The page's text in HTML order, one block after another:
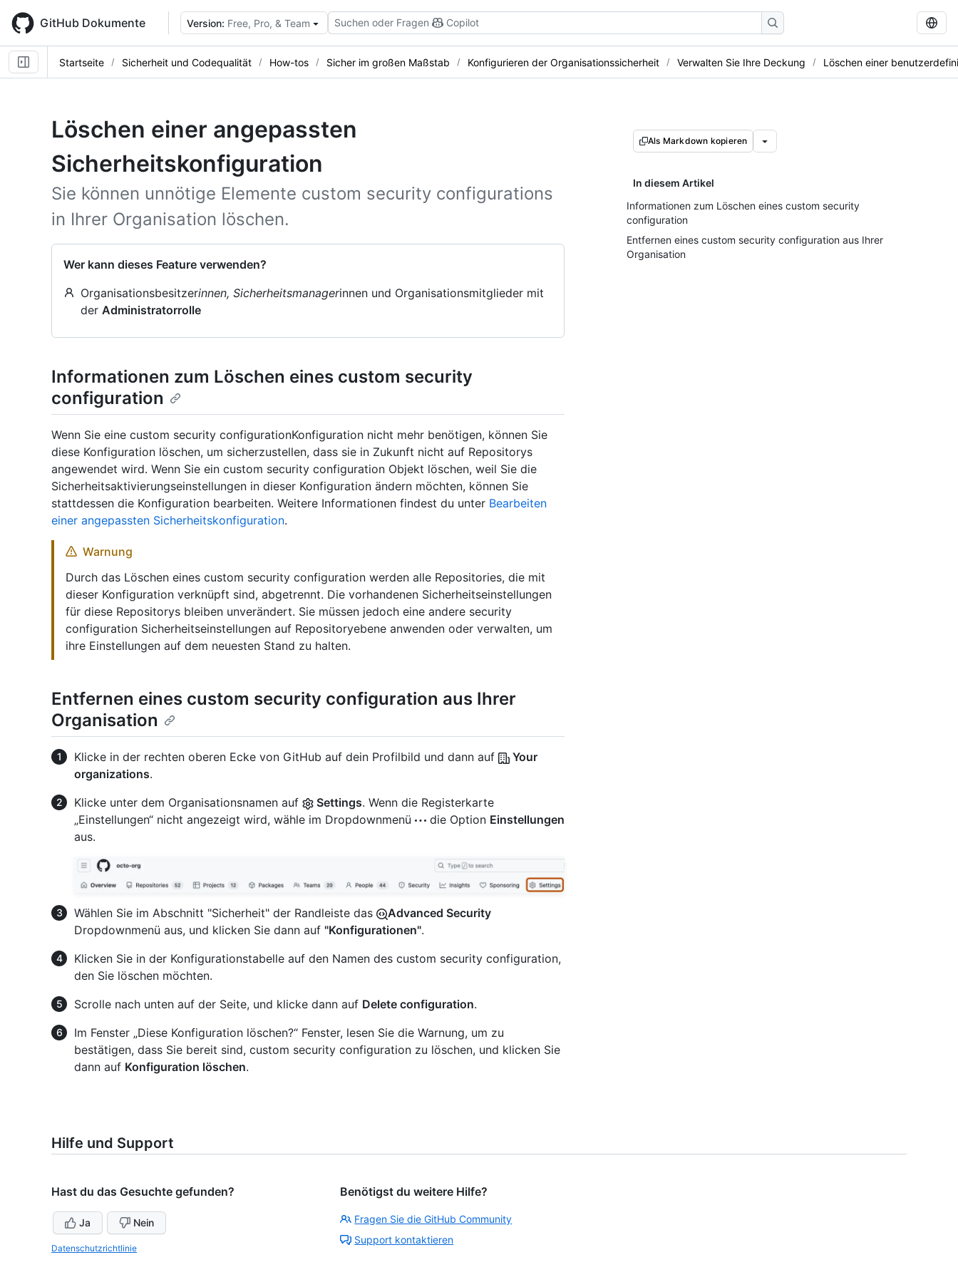
main
content
GitHub Dokumente Version: Free, Pro, & Team Suchen oder Fragen Copilot
Startseite Sicherheit und Codequalität How-tos Sicher im großen Maßstab Konfigurieren der Organisationssicherheit Verwalten Sie Ihre Deckung Löschen einer
Löschen einer angepassten
Sicherheitskonfiguration
Sie können unnötige Elemente custom security configurations
in Ihrer Organisation löschen.
Wer kann dieses Feature verwenden?
Organisationsbesitzerinnen, Sicherheitsmanagerinnen und Organisationsmitglieder mit
der Administratorrolle
Als Markdown kopieren
In diesem Artikel
Informationen zum Löschen eines custom security
configuration
Entfernen eines custom security configuration aus Ihrer
Organisation
Informationen zum Löschen eines custom security
configuration
Wenn Sie eine custom security configurationKonfiguration nicht mehr benötigen, können Sie
diese Konfiguration löschen, um sicherzustellen, dass sie in Zukunft nicht auf Repositorys
angewendet wird. Wenn Sie ein custom security configuration Objekt löschen, weil Sie die
Sicherheitsaktivierungseinstellungen in dieser Konfiguration ändern möchten, können Sie
stattdessen die Konfiguration bearbeiten. Weitere Informationen findest du unter Bearbeiten
einer angepassten Sicherheitskonfiguration.
Warnung
Durch das Löschen eines custom security configuration werden alle Repositories, die mit
dieser Konfiguration verknüpft sind, abgetrennt. Die vorhandenen Sicherheitseinstellungen
für diese Repositorys bleiben unverändert. Sie müssen jedoch eine andere security
configuration Sicherheitseinstellungen auf Repositoryebene anwenden oder verwalten, um
ihre Einstellungen auf dem neuesten Stand zu halten.
Entfernen eines custom security configuration aus Ihrer
Organisation
Klicke in der rechten oberen Ecke von GitHub auf dein Profilbild und dann auf
Your
organizations.
Klicke unter dem Organisationsnamen auf
Settings. Wenn die Registerkarte
„Einstellungen“ nicht angezeigt wird, wähle im Dropdownmenü
die Option Einstellungen
aus.
Wählen Sie im Abschnitt "Sicherheit" der Randleiste das
Advanced Security
Dropdownmenü aus, und klicken Sie dann auf "Konfigurationen".
Klicken Sie in der Konfigurationstabelle auf den Namen des custom security configuration,
den Sie löschen möchten.
Scrolle nach unten auf der Seite, und klicke dann auf Delete configuration.
Im Fenster „Diese Konfiguration löschen?“ Fenster, lesen Sie die Warnung, um zu
bestätigen, dass Sie bereit sind, custom security configuration zu löschen, und klicken Sie
dann auf Konfiguration löschen.
Hilfe und Support
Hast du das Gesuchte gefunden?
Ja Nein
Datenschutzrichtlinie
Benötigst du weitere Hilfe?
Fragen Sie die GitHub Community
Support kontaktieren